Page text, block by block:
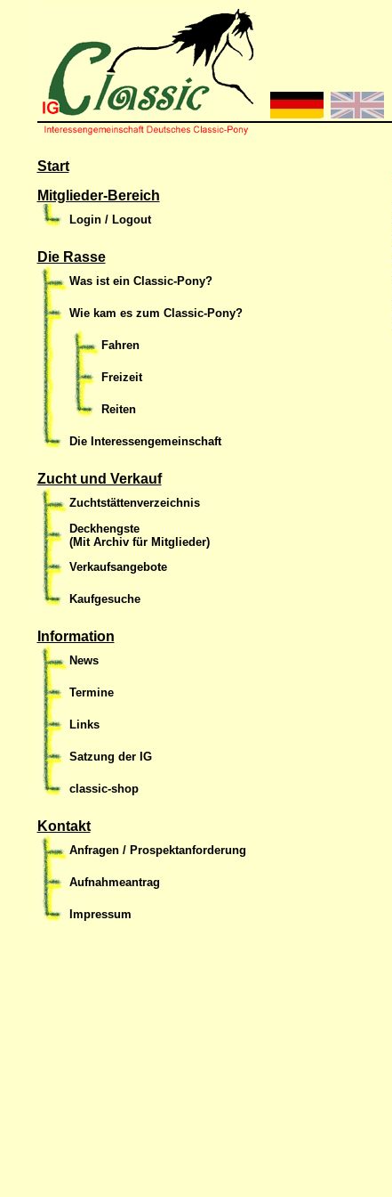
Start
Mitglieder-Bereich
Login / Logout
Die Rasse
Was ist ein Classic-Pony?
Wie kam es zum Classic-Pony?
Fahren
Freizeit
Reiten
Die Interessengemeinschaft
Zucht und Verkauf
Zuchtstättenverzeichnis
Deckhengste
(Mit Archiv für Mitglieder)
Verkaufsangebote
Kaufgesuche
Information
News
Termine
Links
Satzung der IG
classic-shop
Kontakt
Anfragen / Prospektanforderung
Aufnahmeantrag
Impressum